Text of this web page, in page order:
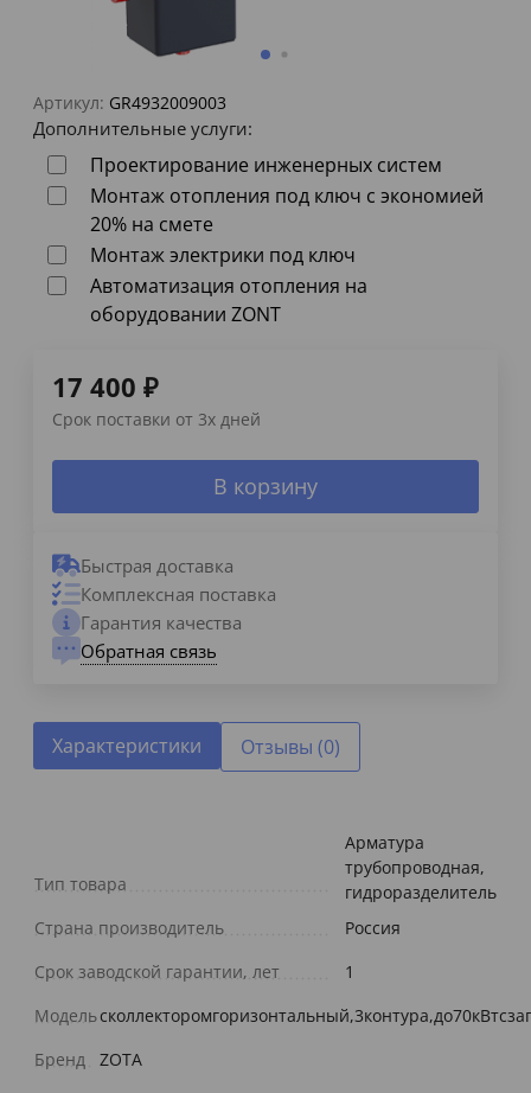
Артикул: GR4932009003
Дополнительные услуги:
Проектирование инженерных систем
Монтаж отопления под ключ с экономией
20% на смете
Монтаж электрики под ключ
Автоматизация отопления на
оборудовании ZONT
17 400 ₽
Срок поставки от 3х дней
В корзину
Быстрая доставка
Комплексная поставка
Гарантия качества
Обратная связь
Характеристики Отзывы (0)
Тип товара
Арматура
трубопроводная,
гидроразделитель
Страна производитель
Россия
Срок заводской гарантии, лет
1
Модель
Бренд
ZOTA